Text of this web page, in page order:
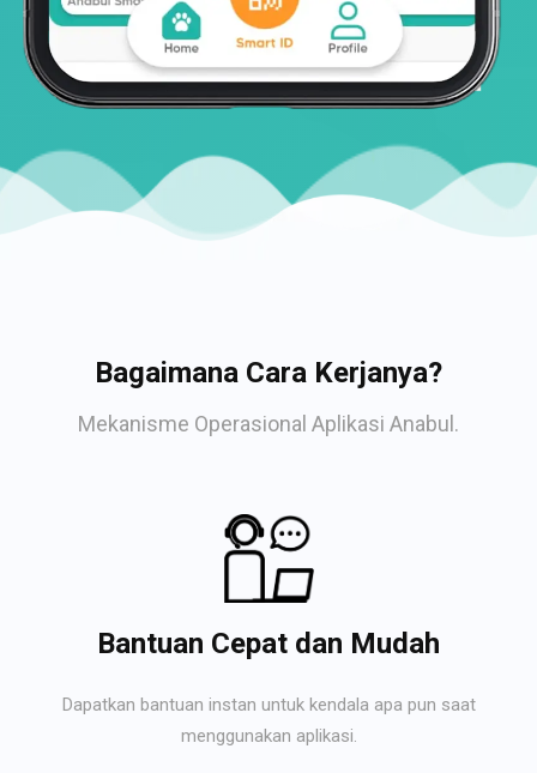
Bagaimana Cara Kerjanya?
Mekanisme Operasional Aplikasi Anabul.
Bantuan Cepat dan Mudah
Dapatkan bantuan instan untuk kendala apa pun saat
menggunakan aplikasi.